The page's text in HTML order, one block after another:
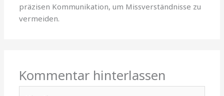
präzisen Kommunikation, um Missverständnisse zu
vermeiden.
Kommentar hinterlassen